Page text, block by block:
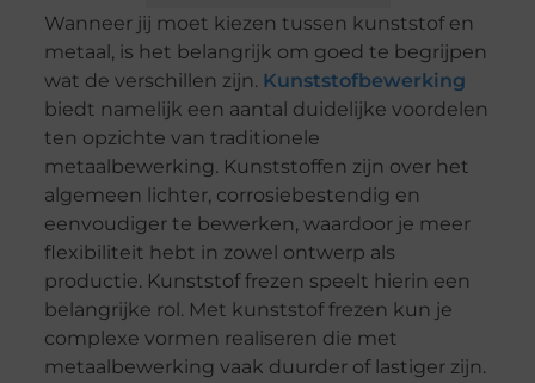
Wanneer jij moet kiezen tussen kunststof en
metaal, is het belangrijk om goed te begrijpen
wat de verschillen zijn. Kunststofbewerking
biedt namelijk een aantal duidelijke voordelen
ten opzichte van traditionele
metaalbewerking. Kunststoffen zijn over het
algemeen lichter, corrosiebestendig en
eenvoudiger te bewerken, waardoor je meer
flexibiliteit hebt in zowel ontwerp als
productie. Kunststof frezen speelt hierin een
belangrijke rol. Met kunststof frezen kun je
complexe vormen realiseren die met
metaalbewerking vaak duurder of lastiger zijn.